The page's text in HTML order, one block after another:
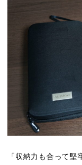
「収納力も合って